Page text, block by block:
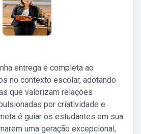
entrega é completa ao
no contexto escolar, adotando
que valorizam relações
por criatividade e
é guiar os estudantes em sua
uma geração excepcional,